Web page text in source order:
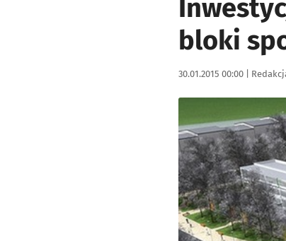
bloki
Data publikacji:
30.01.2015 00:00 | Autor: